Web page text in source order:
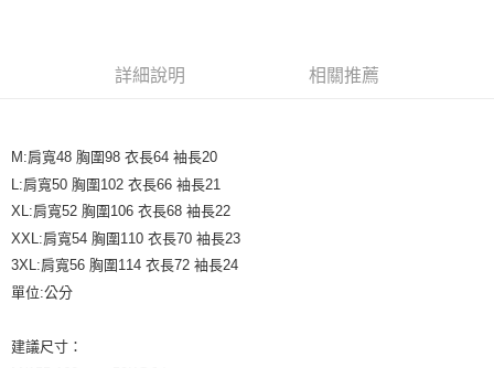
買賣價金債權讓與本公司後，依約使用本公司帳單繳交帳款。
3.完整用戶服務條款，請詳閱以下連結：
後付繳納相關費用。
【注意事項】
易，需依本服務之必要範圍內提供個人資料，並將交易相關給付款項請求債
權轉讓予恩沛科技股份有限公司。
２．關於個人資料處理事宜，請瀏覽以下網址：
３．未成年的使用者請事先徵得法定代理人或監護人之同意方可使用
任。
４．使用「AFTEE先享後付」時，將依據個別帳號之用戶狀況，依本公司即
每筆NT$70，滿NT$499(含以上)免運費
詳細說明 相關推薦
M:肩寬48 胸圍98 衣長64 袖長20
L:肩寬50 胸圍102 衣長66 袖長21
XL:肩寬52 胸圍106 衣長68 袖長22
XXL:肩寬54 胸圍110 衣長70 袖長23
3XL:肩寬56 胸圍114 衣長72 袖長24
單位:公分
建議尺寸：